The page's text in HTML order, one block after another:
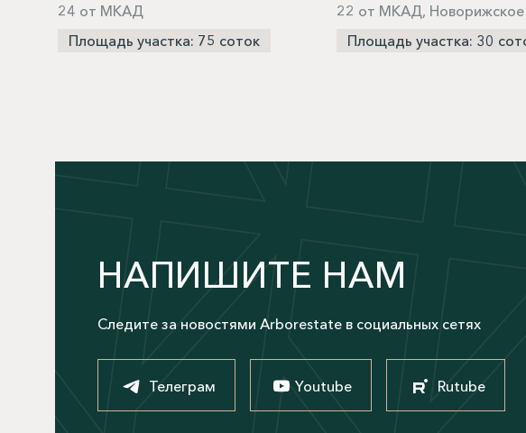
24 от МКАД
Площадь участка: 75 соток
22 от МКАД,
Площадь участка: 30
НАПИШИТЕ НАМ
Следите за новостями Arborestate в социальных сетях
Телеграм Youtube Rutube